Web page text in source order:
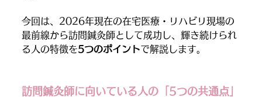
今回は、2026年現在の在宅医療・リハビリ現場の
最前線から訪問鍼灸師として成功し、輝き続けられ
る人の特徴を5つのポイントで解説します。
訪問鍼灸師に向いている人の「5つの共通点」